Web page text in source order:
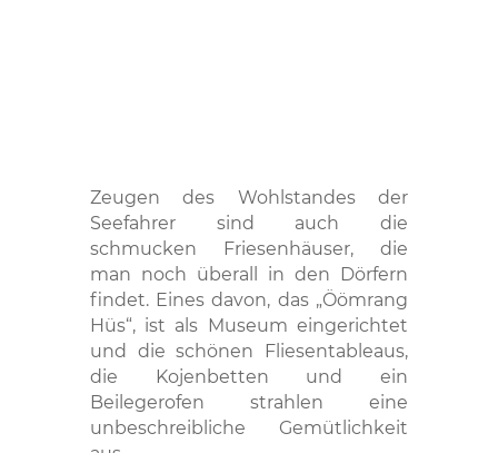
Zeugen des Wohlstandes der
Seefahrer sind auch die
schmucken Friesenhäuser, die
man noch überall in den Dörfern
findet. Eines davon, das „Öömrang
Hüs“, ist als Museum eingerichtet
und die schönen Fliesentableaus,
die Kojenbetten und ein
Beilegerofen strahlen eine
unbeschreibliche Gemütlichkeit